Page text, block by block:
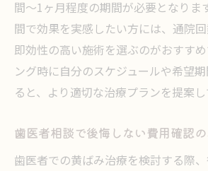
間〜1ヶ月程度の期間が必要となりま
間で効果を実感したい方には、通院
即効性の高い施術を選ぶのがおすす
ング時に自分のスケジュールや希望
ると、より適切な治療プランを提案し
歯医者相談で後悔しない費用確認
歯医者での黄ばみ治療を検討する際